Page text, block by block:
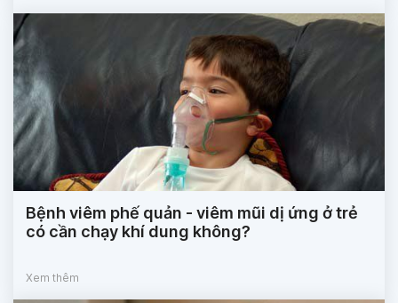
Bệnh viêm phế quản - viêm mũi dị ứng ở trẻ
có cần chạy khí dung không?
Xem thêm